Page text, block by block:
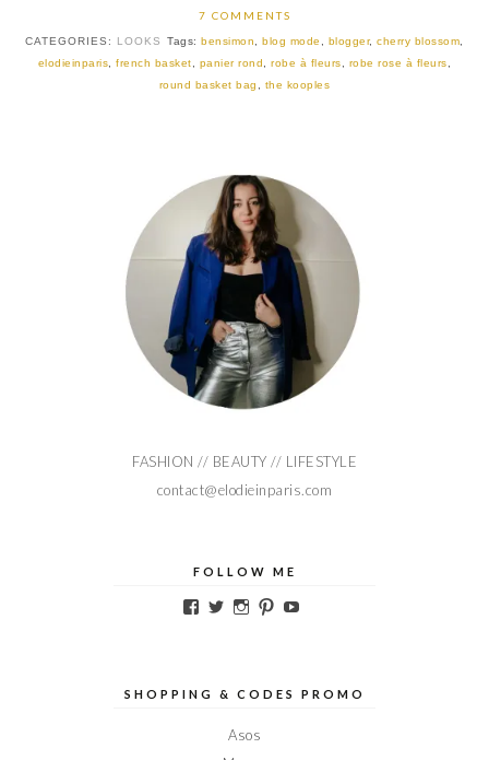
7 COMMENTS
CATEGORIES: LOOKS Tags: bensimon, blog mode , blogger,cherry blossom,
elodieinparis,french basket, panier rond ,robe à fleurs, robe rose à fleurs,
round basket bag , the kooples
FASHION // BEAUTY // LIFESTYLE
contact@elodieinparis.com
FOLLOW ME
Voir
sur
Voir
sur
Voir
sur
Voir
sur sur
SHOPPING & CODES PROMO
Asos